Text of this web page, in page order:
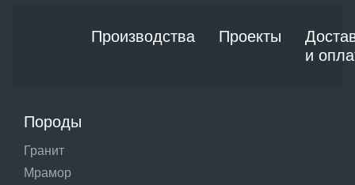
Производства Проекты
и
Породы
Гранит
Мрамор